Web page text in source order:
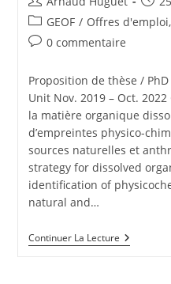
GEOF / Offres
0 commentaire
Proposition de thèse /
Unit Nov. 2019 – Oct.
la matière organique
d’empreintes physico-
sources naturelles et
strategy for dissolved
identification of
natural and…
Continuer La Lecture